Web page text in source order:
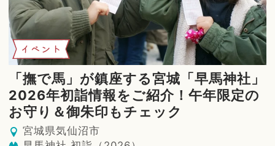
イベント
「撫で馬」が鎮座する宮城「早馬神社」
2026年初詣情報をご紹介！午年限定の
お守り＆御朱印もチェック
宮城県気仙沼市